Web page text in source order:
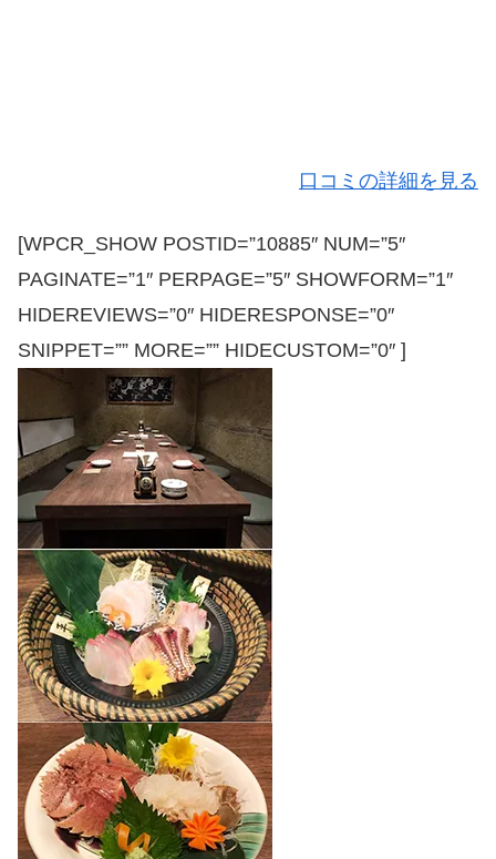
口コミの詳細を見る
[WPCR_SHOW POSTID=”10885″ NUM=”5″
PAGINATE=”1″ PERPAGE=”5″ SHOWFORM=”1″
HIDEREVIEWS=”0″ HIDERESPONSE=”0″
SNIPPET=”” MORE=”” HIDECUSTOM=”0″ ]